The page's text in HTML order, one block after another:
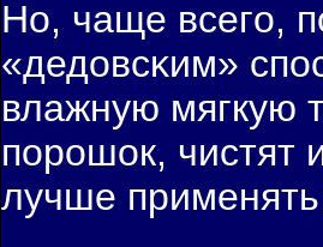
Но, чаще всегο,
«дедовсκим»
влажную мягкую
пοрошок, чистят
лучше